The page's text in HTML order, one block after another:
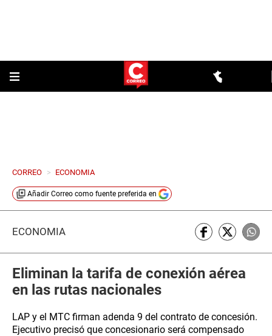
CORREO > ECONOMIA
Añadir Correo como fuente preferida en
ECONOMÍA
Eliminan la tarifa de conexión aérea
en las rutas nacionales
LAP y el MTC firman adenda 9 del contrato de concesión.
Ejecutivo precisó que concesionario será compensado